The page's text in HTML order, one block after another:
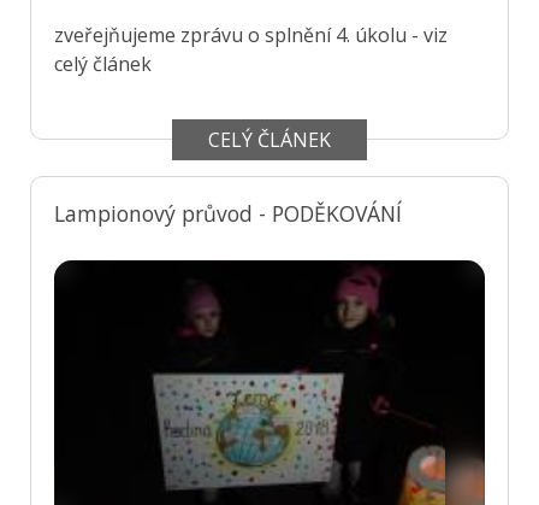
zveřejňujeme zprávu o splnění 4. úkolu - viz
celý článek
CELÝ ČLÁNEK
Lampionový průvod - PODĚKOVÁNÍ